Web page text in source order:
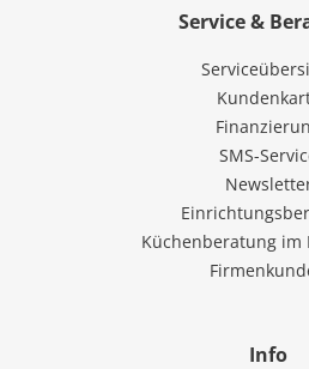
Service &
SMS-
Küchenberatung im
Info